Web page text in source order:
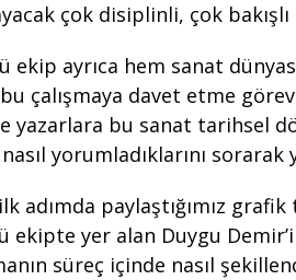
çok disiplinli, çok bakışlı
ekip ayrıca hem sanat
çalışmaya davet etme
yazarlara bu sanat tarihsel
yorumladıklarını
adımda paylaştığımız
ekipte yer alan Duygu
süreç içinde nasıl